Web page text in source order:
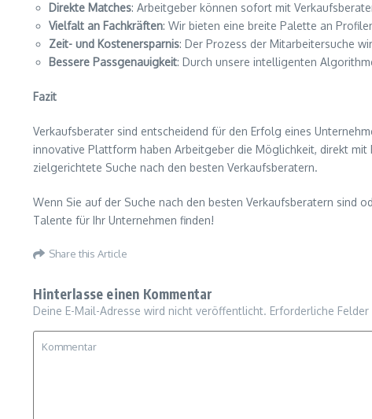
Direkte Matches: Arbeitgeber können sofort mit
Vielfalt an Fachkräften: Wir bieten eine breite Palette an
Zeit- und Kostenersparnis: Der Prozess der Mitarbeitersuche
Bessere Passgenauigkeit: Durch unsere intelligenten
Fazit
Verkaufsberater sind entscheidend für den Erfolg eines
innovative Plattform haben Arbeitgeber die Möglichkeit, direkt
zielgerichtete Suche nach den besten Verkaufsberatern.
Wenn Sie auf der Suche nach den besten Verkaufsberatern sind
Talente für Ihr Unternehmen finden!
Share this Article
Hinterlasse einen Kommentar
Deine E-Mail-Adresse wird nicht veröffentlicht. Erforderliche